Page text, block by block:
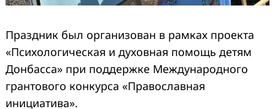
Праздник был организован в рамках проекта
«Психологическая и духовная помощь детям
Донбасса» при поддержке Международного
грантового конкурса «Православная
инициатива».